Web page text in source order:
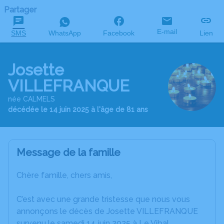
Partager
SMS WhatsApp Facebook E-mail Lien
Josette
VILLEFRANQUE
née CALMELS
décédée le 14 juin 2025 à l'âge de 81 ans
Message de la famille
Chère famille, chers amis,
C’est avec une grande tristesse que nous vous
annonçons le décès de Josette VILLEFRANQUE